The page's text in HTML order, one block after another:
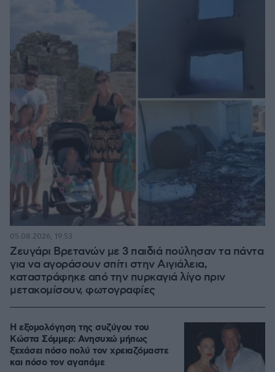
Ζευγάρι Βρετανών με 3 παιδιά πούλησαν τα πάντα
για να αγοράσουν σπίτι στην Αιγιάλεια,
καταστράφηκε από την πυρκαγιά λίγο πριν
μετακομίσουν, φωτογραφίες
05.08.2026, 19:53
Η εξομολόγηση της συζύγου του
Κώστα Σόμμερ: Ανησυχώ μήπως
ξεχάσει πόσο πολύ τον χρειαζόμαστε
και πόσο τον αγαπάμε